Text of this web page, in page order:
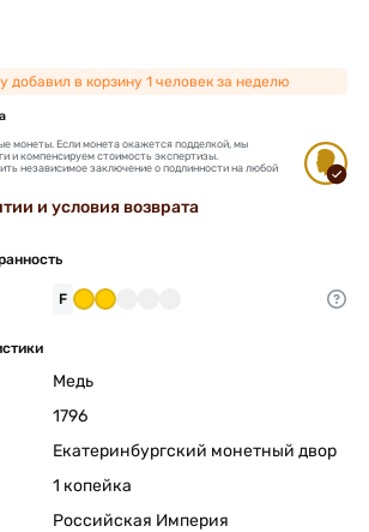
добавил в корзину 1 человек за неделю
монеты. Если монета окажется подделкой, мы
и компенсируем стоимость экспертизы.
независимое заключение о подлинности на любой
и условия возврата
F
Медь
1796
Екатеринбургский монетный двор
1 копейка
Российская Империя